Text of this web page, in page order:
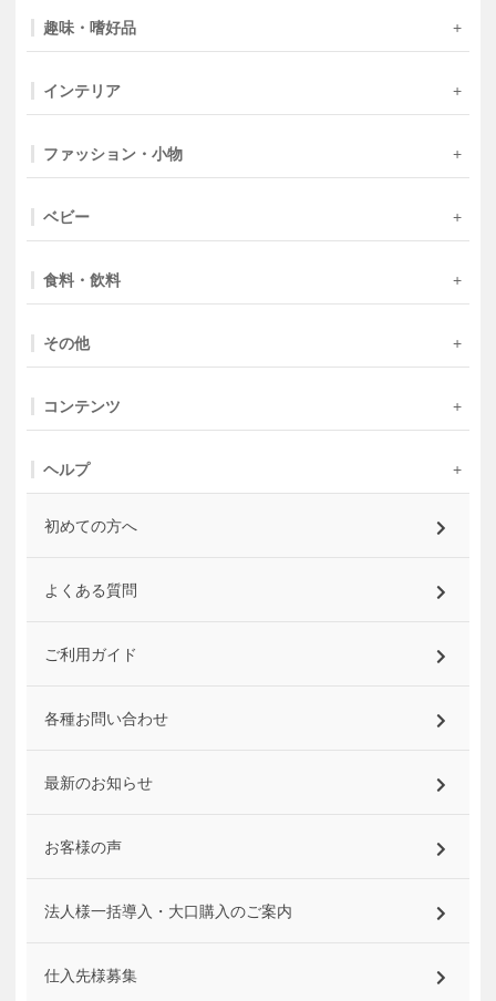
趣味・嗜好品
インテリア
ファッション・小物
ベビー
食料・飲料
その他
コンテンツ
ヘルプ
初めての方へ
よくある質問
ご利用ガイド
各種お問い合わせ
最新のお知らせ
お客様の声
法人様一括導入・大口購入のご案内
仕入先様募集